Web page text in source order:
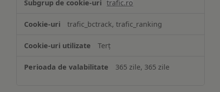
trafic.ro
trafic_bctrack, trafic_ranking
Terț
365 zile, 365 zile